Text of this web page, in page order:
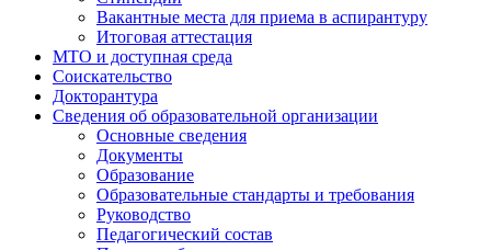
Вакантные места для приема в аспирантуру
Итоговая аттестация
МТО и доступная среда
Соискательство
Докторантура
Сведения об образовательной организации
Основные сведения
Документы
Образование
Образовательные стандарты и требования
Руководство
Педагогический состав